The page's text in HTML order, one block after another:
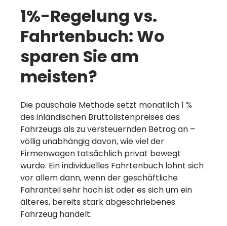
1%-Regelung vs.
Fahrtenbuch: Wo
sparen Sie am
meisten?
Die pauschale Methode setzt monatlich 1 %
des inländischen Bruttolistenpreises des
Fahrzeugs als zu versteuernden Betrag an –
völlig unabhängig davon, wie viel der
Firmenwagen tatsächlich privat bewegt
wurde. Ein individuelles Fahrtenbuch lohnt sich
vor allem dann, wenn der geschäftliche
Fahranteil sehr hoch ist oder es sich um ein
älteres, bereits stark abgeschriebenes
Fahrzeug handelt.